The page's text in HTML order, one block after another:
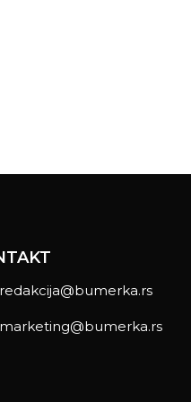
redakcija@bumerka.rs
marketing@bumerka.rs